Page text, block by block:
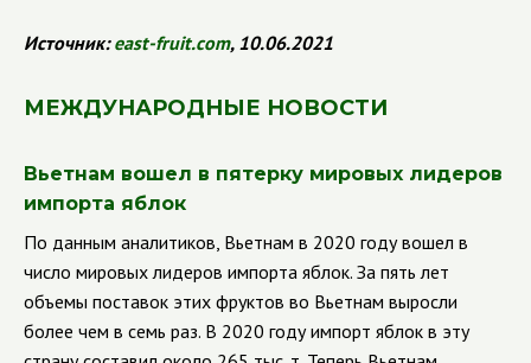
Источник:east-fruit.com, 10.06.2021
МЕЖДУНАРОДНЫЕ НОВОСТИ
Вьетнам вошел в пятерку мировых лидеров
импорта яблок
По данным аналитиков, Вьетнам в 2020 году вошел в
число мировых лидеров импорта яблок. За пять лет
объемы поставок этих фруктов во Вьетнам выросли
более чем в семь раз. В 2020 году импорт яблок в эту